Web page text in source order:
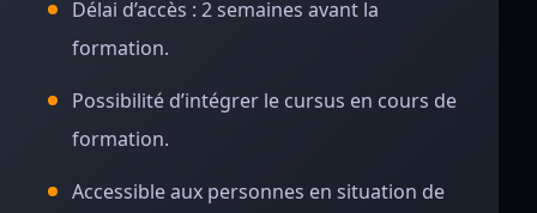
Délai d’accès : 2 semaines avant la
formation.
Possibilité d’intégrer le cursus en cours de
formation.
Accessible aux personnes en situation de